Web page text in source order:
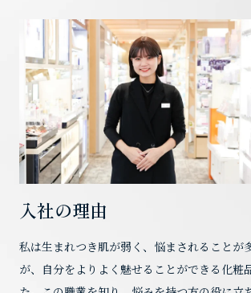
入社の理由
私は生まれつき肌が弱く、悩まされることが
が、自分をよりよく魅せることができる化粧